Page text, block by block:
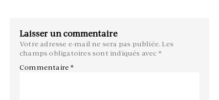
Laisser un commentaire
Votre adresse e-mail ne sera pas publiée. Les
champs obligatoires sont indiqués avec *
Commentaire*